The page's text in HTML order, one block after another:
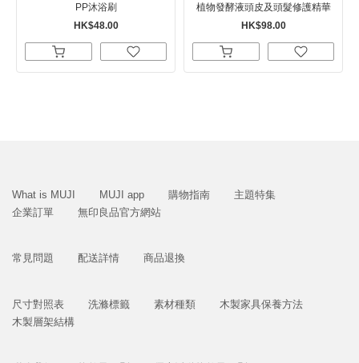
PP沐浴刷
HK$48.00
植物發酵液頭皮及頭髮修護精華
HK$98.00
What is MUJI MUJI app 購物指南
主題特集
企業訂單
無印良品官方網站
常見問題 配送詳情 商品退換
尺寸對照表 洗滌標籤 素材種類
木製家具保養方法
木製層架結構